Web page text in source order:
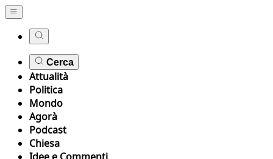
Cerca
Attualità
Politica
Mondo
Agorà
Podcast
Chiesa